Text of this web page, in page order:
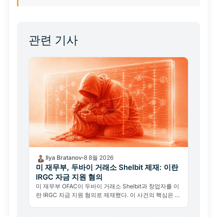
관련 기사
Ilya Bratanov 8 8월 2026
미 재무부, 두바이 거래소 Shelbit 제재: 이란
IRGC 자금 지원 혐의
미 재무부 OFAC이 두바이 거래소 Shelbit과 창업자를 이
란 IRGC 자금 지원 혐의로 제재했다. 이 사건의 핵심은 블